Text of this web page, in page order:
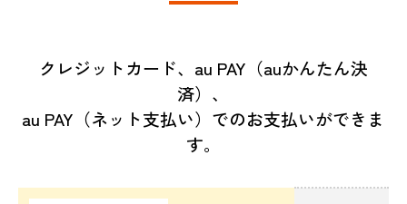
クレジットカード、au PAY（auかんたん決
済）、
au PAY（ネット支払い）でのお支払いができま
す。